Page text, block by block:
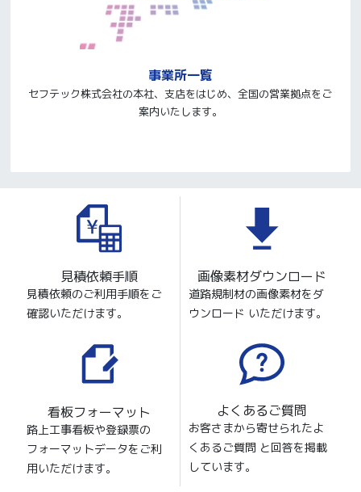
事業所一覧
セフテック株式会社の本社、支店をはじめ、全国の営業拠点をご
案内いたします。
見積依頼手順
見積依頼のご利用手順をご
確認いただけます。
画像素材ダウンロード
道路規制材の画像素材をダ
ウンロード いただけます。
看板フォーマット
路上工事看板や登録票の
フォーマットデータをご利
用いただけます。
よくあるご質問
お客さまから寄せられたよ
くあるご質問 と回答を掲載
しています。